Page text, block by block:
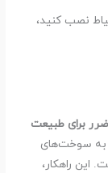
نصب کنید،
برای طبیعت
به سوخت‌های
این راهکار،